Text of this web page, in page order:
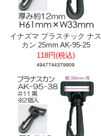
イナズマ プラスチック ナス
カン 25mm AK-95-25
118円(税込)
4947744379909